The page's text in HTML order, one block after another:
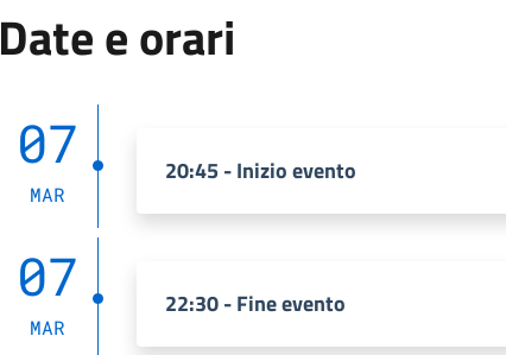
Date e orari
07
MAR
20:45 - Inizio evento
07
MAR
22:30 - Fine evento